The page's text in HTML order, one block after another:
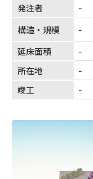
発注者
-
構造・規模
-
延床面積
-
所在地
-
竣工
-